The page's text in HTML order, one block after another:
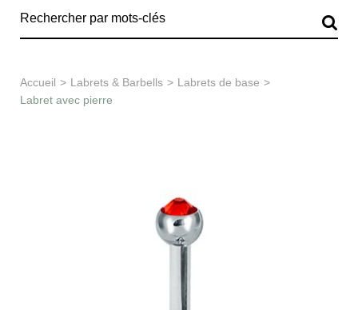
Découvrir la collection
Accueil > Labrets & Barbells > Labrets de base >
Labret avec pierre